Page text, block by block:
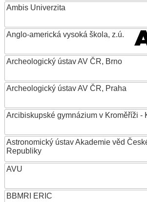
Ambis Univerzita
Anglo-americká vysoká škola, z.ú.
Archeologický ústav AV ČR, Brno
Archeologický ústav AV ČR, Praha
Arcibiskupské gymnázium v Kroměříži -
Astronomický ústav Akademie věd
Republiky
AVU
BBMRI ERIC